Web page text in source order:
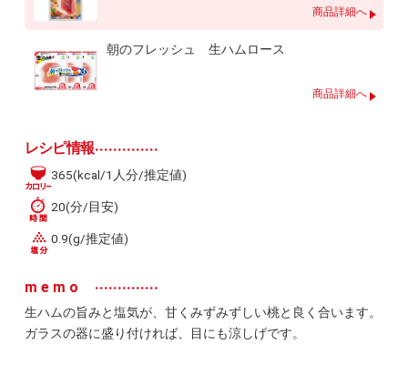
商品詳細へ
朝のフレッシュ 生ハムロース
商品詳細へ
レシピ情報
365(kcal/1人分/推定値)
20(分/目安)
0.9(g/推定値)
memo
生ハムの旨みと塩気が、甘くみずみずしい桃と良く合います。
ガラスの器に盛り付ければ、目にも涼しげです。